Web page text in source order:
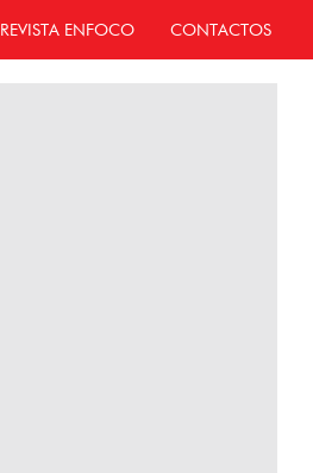
REVISTA ENFOCO CONTACTOS